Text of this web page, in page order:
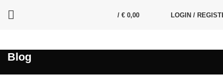
/ € 0,00 LOGIN /
Blog